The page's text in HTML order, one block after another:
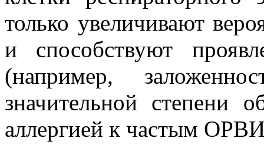
только увеличивают
и способствуют
(например,
значительной степени
аллергией к частым